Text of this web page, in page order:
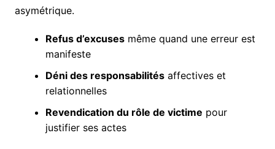
asymétrique.
Refus d’excusesmême quand une erreur est
manifeste
Déni des responsabilitésaffectives et
relationnelles
Revendication du rôle de victime pour
justifier ses actes